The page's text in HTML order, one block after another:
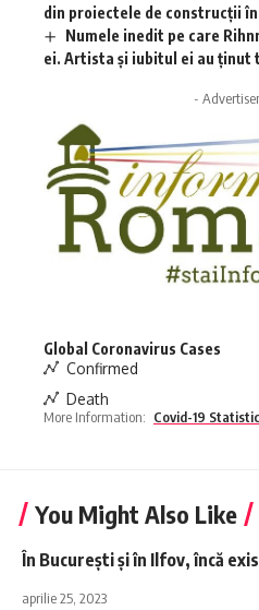
din proiectele de construcții
Numele inedit pe care
ei. Artista și iubitul ei au ținut
-
Global Coronavirus Cases
Confirmed
Death
More Information: Covid-19
You Might Also Like
În București și în Ilfov, încă
aprilie 25, 2023